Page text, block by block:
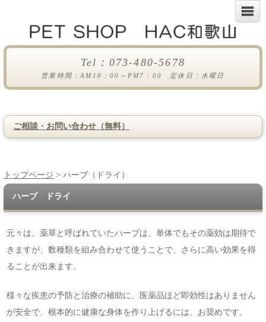
Tel：073-480-5678
営業時間：AM10：00～PM7：00 定休日：水曜日
ご相談・お問い合わせ（無料）
トップページ > ハーブ（ドライ）
ハーブ ドライ
元々は、薬草と呼ばれていたハーブは、単体でもその薬効は期待で
きますが、数種類を組み合わせて使うことで、さらに高い効果を得
ることが出来ます。
様々な疾患の予防と治療の補助に、医薬品ほど即効性はありません
が安全で、根本的に健康な身体を作り上げるには、お奨めです。